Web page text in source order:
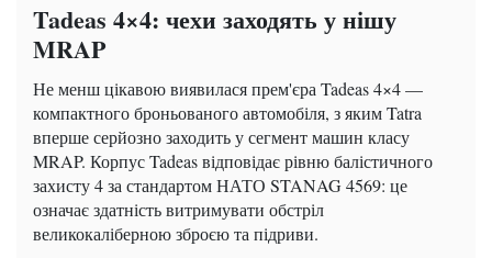
Tadeas 4×4: чехи заходять у нішу
MRAP
Не менш цікавою виявилася прем'єра Tadeas 4×4 —
компактного броньованого автомобіля, з яким Tatra
вперше серйозно заходить у сегмент машин класу
MRAP. Корпус Tadeas відповідає рівню балістичного
захисту 4 за стандартом НАТО STANAG 4569: це
означає здатність витримувати обстріл
великокаліберною зброєю та підриви.